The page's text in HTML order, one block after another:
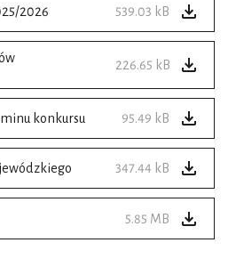
2026 539.03 kB
226.65 kB
konkursu 95.49 kB
347.44 kB
5.85 MB